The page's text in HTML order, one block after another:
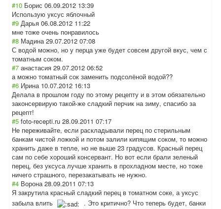
#10 Борис 06.09.2012 13:39
Использую уксус яблочный
#9 Дарья 06.08.2012 11:22
мне тоже очень понравилось
#8 Мадина 29.07.2012 07:08
С водой можно, но у перца уже будет совсем другой вкус, чем с
томатным соком.
#7 анастасия 29.07.2012 06:52
а можно томатный сок заменить подсолёной водой??
#6 Ирина 10.07.2012 16:13
Делала в прошлом году по этому рецепту и в этом обязательно
законсервирую такой-же сладкий перчик на зиму, спасибо за
рецепт!
#5 foto-recepti.ru 28.09.2011 07:17
Не переживайте, если раскладывали перец по стерильным
банкам чистой ложкой и потом залили кипящим соком, то можно
хранить даже в тепле, но не выше 23 градусов. Красный перец
сам по себе хороший консервант. Но вот если брали зеленый
перец, без уксуса лучше хранить в прохладном месте, но тоже
ничего страшного, перезакатывать не нужно.
#4 Ворона 28.09.2011 07:13
Я закрутила красный сладкий перец в томатном соке, а уксус
забыла влить
. Это критично? Что теперь будет, банки